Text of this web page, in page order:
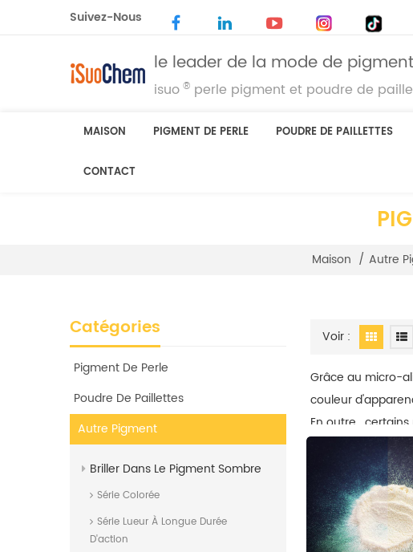
Suivez-Nous
le leader de la mode de
isuo ® perle pigment et poudre de
MAISON PIGMENT DE PERLE POUDRE DE PAILLETTES
CONTACT
Maison / Autre
Catégories
Pigment De Perle
Poudre De Paillettes
Autre Pigment
Briller Dans Le Pigment Sombre
Série Colorée
Série Lueur À Longue Durée
D'action
Voir :
Grâce au micro-
couleur
En outre, certains
différentes